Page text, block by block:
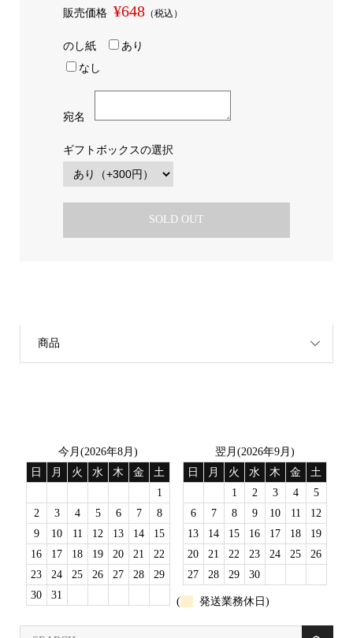
販売価格 ¥648（税込）
のし紙
あり
なし
宛名
ギフトボックスの選択
SOLD OUT
商品
今月(2026年8月)
日
月 火 水 木 金
土
1
2
3 4 5 6 7
8
9
10 11 12 13 14
15
16
17 18 19 20 21
22
23
24 25 26 27 28
29
30
31
翌月(2026年9月)
日
月 火 水 木 金
土
1
2 3 4
5
6
7 8 9 10 11
12
13
14 15 16 17 18
19
20
21 22 23 24 25
26
27
28 29 30
( 発送業務休日)